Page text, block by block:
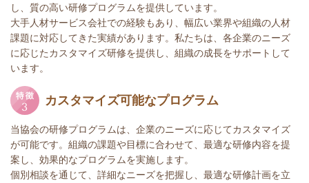
し、質の高い研修プログラムを提供しています。
大手人材サービス会社での経験もあり、幅広い業界や組織の人材
課題に対応してきた実績があります。私たちは、各企業のニーズ
に応じたカスタマイズ研修を提供し、組織の成長をサポートして
います。
カスタマイズ可能なプログラム
当協会の研修プログラムは、企業のニーズに応じてカスタマイズ
が可能です。組織の課題や目標に合わせて、最適な研修内容を提
案し、効果的なプログラムを実施します。
個別相談を通じて、詳細なニーズを把握し、最適な研修計画を立